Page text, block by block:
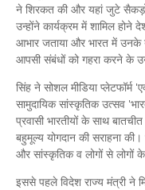
ने शिरकत की और यहां जुटे
उन्होंने कार्यक्रम में शामिल होने
आभार जताया और भारत में उनके
आपसी संबंधों को गहरा करने के
सिंह ने सोशल मीडिया
सामुदायिक सांस्कृतिक उत्सव
प्रवासी भारतीयों के साथ
बहुमूल्य योगदान की सराहना
और सांस्कृतिक व लोगों से लोगों
इससे पहले विदेश राज्य मंत्री ने